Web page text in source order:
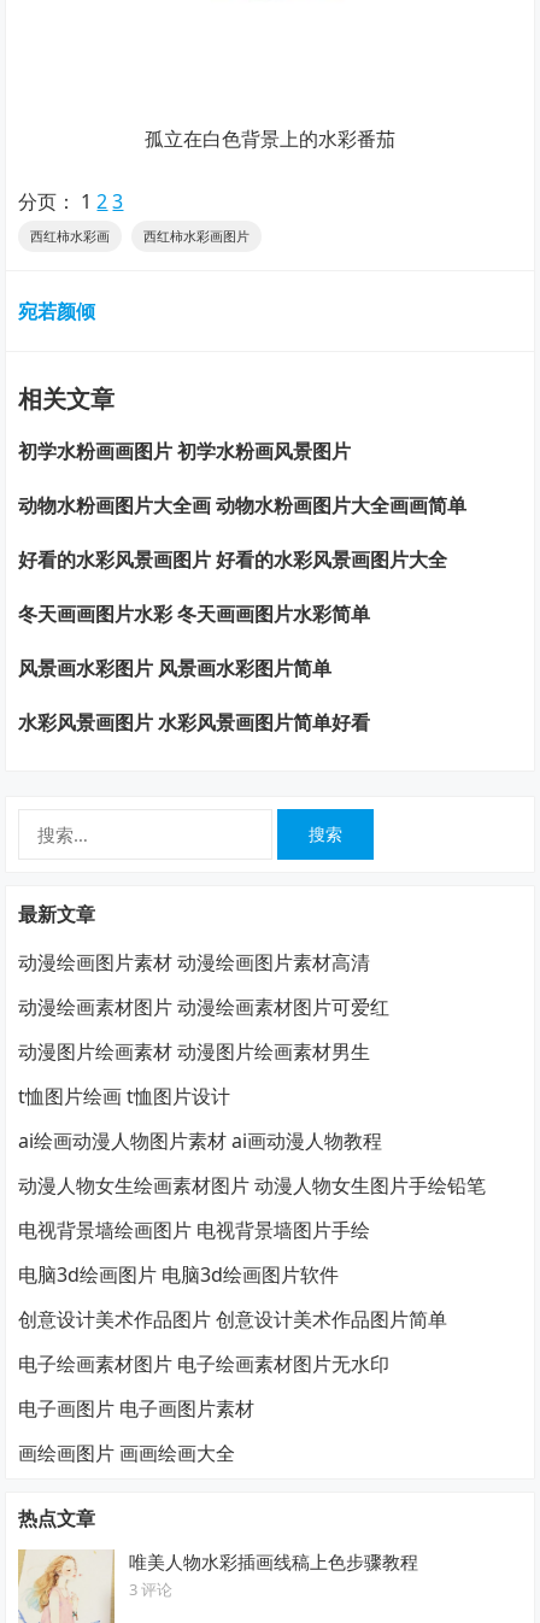
孤立在白色背景上的水彩番茄
分页： 1 2 3
西红柿水彩画 西红柿水彩画图片
宛若颜倾
相关文章
初学水粉画画图片 初学水粉画风景图片
动物水粉画图片大全画 动物水粉画图片大全画画简单
好看的水彩风景画图片 好看的水彩风景画图片大全
冬天画画图片水彩 冬天画画图片水彩简单
风景画水彩图片 风景画水彩图片简单
水彩风景画图片 水彩风景画图片简单好看
最新文章
动漫绘画图片素材 动漫绘画图片素材高清
动漫绘画素材图片 动漫绘画素材图片可爱红
动漫图片绘画素材 动漫图片绘画素材男生
t恤图片绘画 t恤图片设计
ai绘画动漫人物图片素材 ai画动漫人物教程
动漫人物女生绘画素材图片 动漫人物女生图片手绘铅笔
电视背景墙绘画图片 电视背景墙图片手绘
电脑3d绘画图片 电脑3d绘画图片软件
创意设计美术作品图片 创意设计美术作品图片简单
电子绘画素材图片 电子绘画素材图片无水印
电子画图片 电子画图片素材
画绘画图片 画画绘画大全
热点文章
唯美人物水彩插画线稿上色步骤教程
3 评论